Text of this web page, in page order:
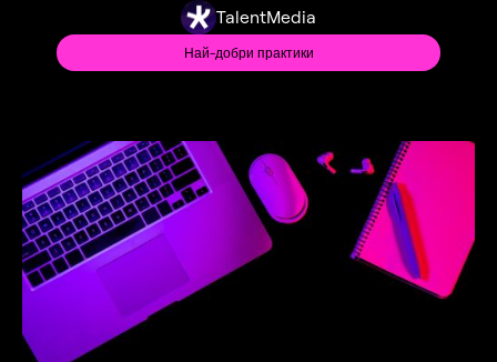
TalentMedia
Най-добри практики